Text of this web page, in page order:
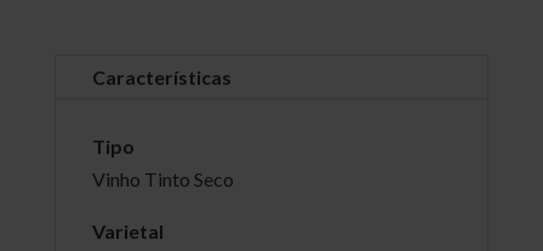
Características
Tipo
Vinho Tinto Seco
Varietal